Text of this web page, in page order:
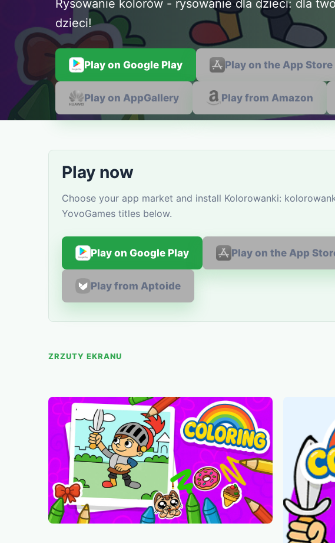
Rysowanie kolorów - rysowanie dla dzieci: dla
dzieci!
Play on Google Play Play on the App Store
Play on AppGallery Play from Amazon
Play now
Choose your app market and install Kolorowanki:
YovoGames titles below.
Play on Google Play Play on the App
Play from Aptoide
ZRZUTY EKRANU